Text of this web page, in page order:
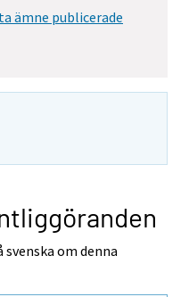
ämne publicerade
om denna